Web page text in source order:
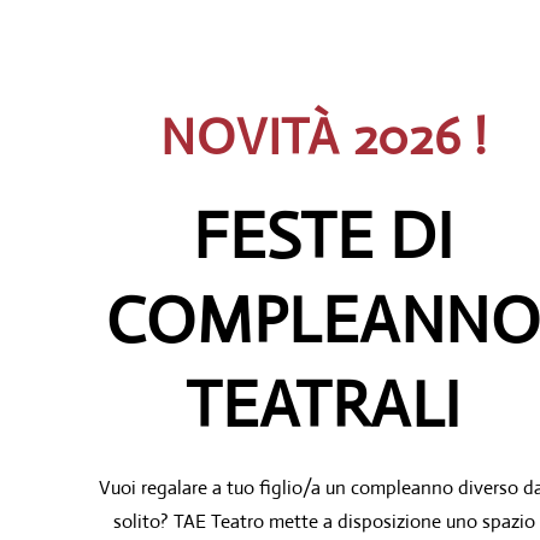
NOVITÀ 2026 !
FESTE DI
COMPLEANNO
TEATRALI
Vuoi regalare a tuo figlio/a un compleanno diverso
solito? TAE Teatro mette a disposizione uno spazio